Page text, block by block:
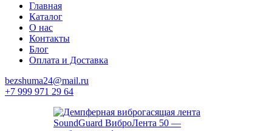
Главная
Каталог
О нас
Контакты
Блог
Оплата и Доставка
bezshuma24@mail.ru
+7 999 971 29 64